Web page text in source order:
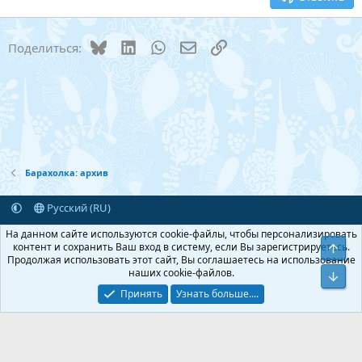
22
Times New Roman
Trebuchet MS
Поделиться: BlueskyLinkedInWhatsAppЭлектронная почта
Ссылка
Барахолка: архив
Русский (RU)
Обратная связь
Условия и правила
Политика конфиденциальности
Помощь Главная
R
S
S
®
© by ©XenTR
На данном сайте используются cookie-файлы, чтобы персонализировать
контент и сохранить Ваш вход в систему, если Вы зарегистрируетесь.
Продолжая использовать этот сайт, Вы соглашаетесь на использование
наших cookie-файлов.
Принять
Узнать больше....
Верх